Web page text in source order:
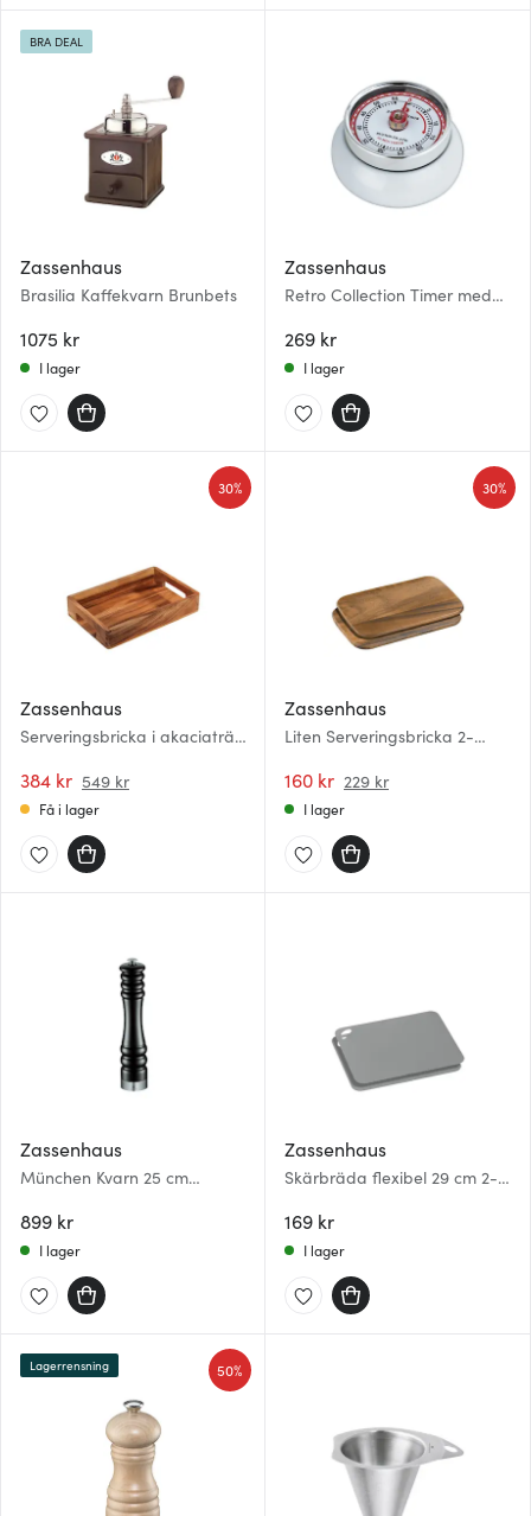
Zassenhaus
Brasilia Kaffekvarn Brunbets
1075 kr
BRA DEAL
I lager
Zassenhaus
Retro Collection Timer med
269 kr
I lager
Zassenhaus
Serveringsbricka i akaciaträ
384 kr 549 kr
30%
Få i lager
Zassenhaus
Liten Serveringsbricka 2-
160 kr 229 kr
30%
I lager
Zassenhaus
München Kvarn 25 cm
899 kr
I lager
Zassenhaus
Skärbräda flexibel 29 cm 2-
169 kr
I lager
50%
Lagerrensning